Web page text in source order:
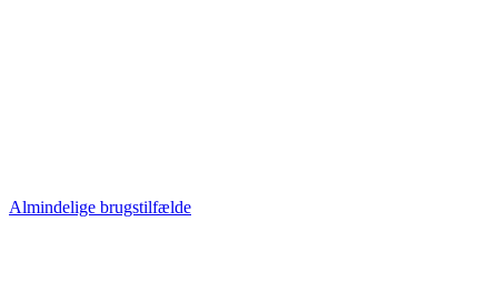
Almindelige brugstilfælde